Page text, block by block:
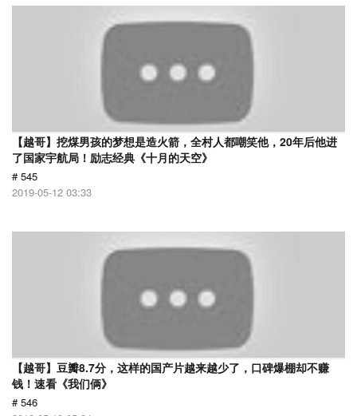
【越哥】挖煤男孩的梦想是造火箭，全村人都嘲笑他，20年后他进
了国家宇航局！励志经典《十月的天空》
# 545
2019-05-12 03:33
【越哥】豆瓣8.7分，这样的国产片越来越少了，口碑爆棚却不赚
钱！速看《我们俩》
# 546